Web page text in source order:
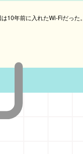
10年前に入れたWi-Fiだった。